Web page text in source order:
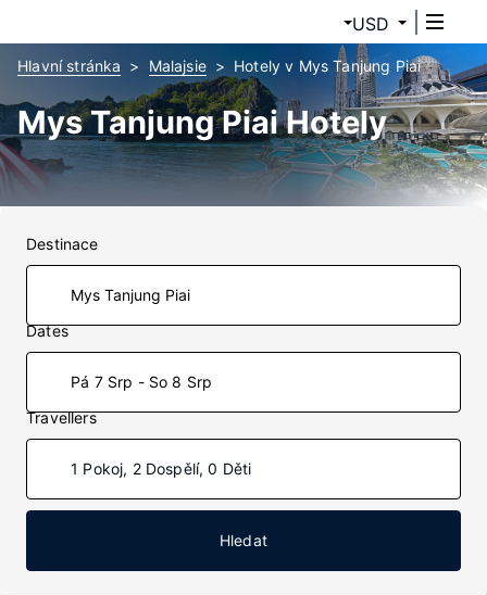
USD
Hlavní stránka Malajsie Hotely v Mys Tanjung Piai
Mys Tanjung Piai Hotely
Destinace
Dates
Pá 7 Srp - So 8 Srp
Travellers
1 Pokoj, 2 Dospělí, 0 Děti
Hledat